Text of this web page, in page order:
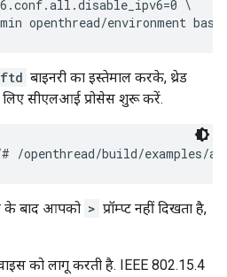
\
बाइनरी का इस्तेमाल करके, थ्रेड
सीएलआई प्रोसेस शुरू करें.
के बाद आपको > प्रॉम्प्ट नहीं दिखता है,
को लागू करती है. IEEE 802.15.4